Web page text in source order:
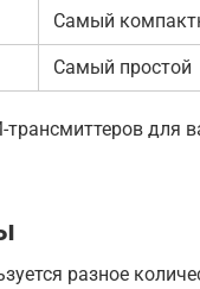
Самый
Самый простой
трансмиттеров для
разное